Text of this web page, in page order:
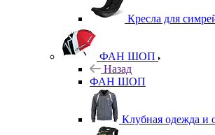
Кресла для
ФАН ШОП
Назад
ФАН ШОП
Клубная одежда и